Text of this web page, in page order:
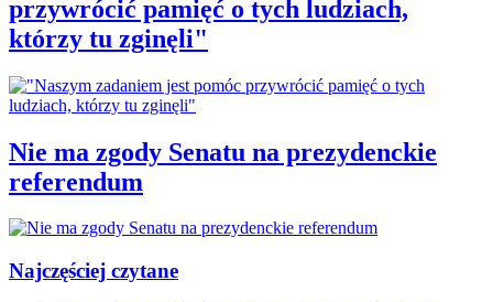
przywrócić pamięć o tych ludziach,
którzy tu zginęli"
Nie ma zgody Senatu na prezydenckie
referendum
Najczęściej czytane